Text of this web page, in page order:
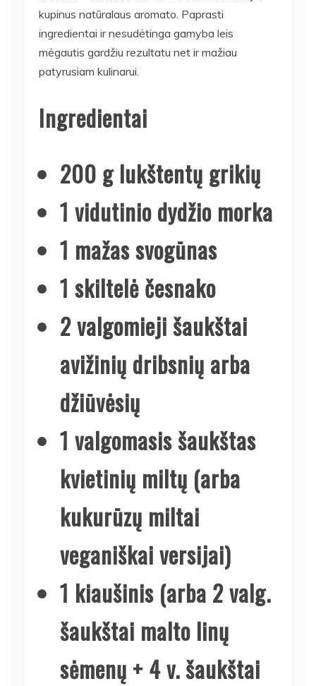
kupinus natūralaus aromato. Paprasti
ingredientai ir nesudėtinga gamyba leis
mėgautis gardžiu rezultatu net ir mažiau
patyrusiam kulinarui.
Ingredientai
200 g lukštentų grikių
1 vidutinio dydžio morka
1 mažas svogūnas
1 skiltelė česnako
2 valgomieji šaukštai
avižinių dribsnių arba
džiūvėsių
1 valgomasis šaukštas
kvietinių miltų (arba
kukurūzų miltai
veganiškai versijai)
1 kiaušinis (arba 2 valg.
šaukštai malto linų
sėmenų + 4 v. šaukštai